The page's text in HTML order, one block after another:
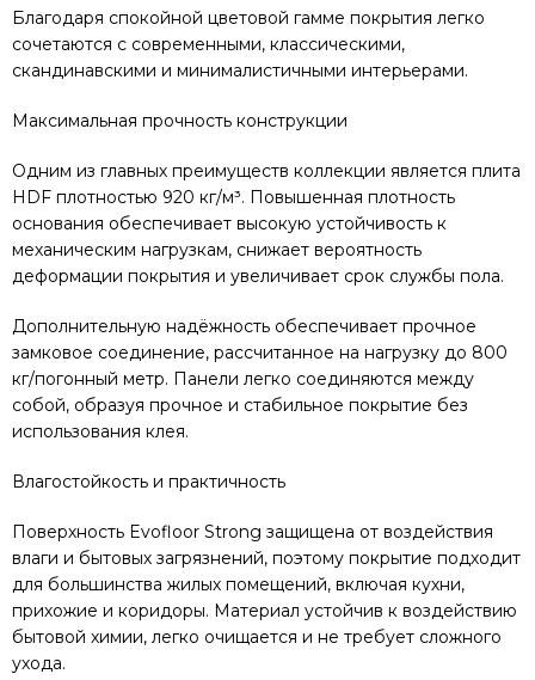
Благодаря спокойной цветовой гамме покрытия легко
сочетаются с современными, классическими,
скандинавскими и минималистичными интерьерами.
Максимальная прочность конструкции
Одним из главных преимуществ коллекции является плита
HDF плотностью 920 кг/м³. Повышенная плотность
основания обеспечивает высокую устойчивость к
механическим нагрузкам, снижает вероятность
деформации покрытия и увеличивает срок службы пола.
Дополнительную надёжность обеспечивает прочное
замковое соединение, рассчитанное на нагрузку до 800
кг/погонный метр. Панели легко соединяются между
собой, образуя прочное и стабильное покрытие без
использования клея.
Влагостойкость и практичность
Поверхность Evofloor Strong защищена от воздействия
влаги и бытовых загрязнений, поэтому покрытие подходит
для большинства жилых помещений, включая кухни,
прихожие и коридоры. Материал устойчив к воздействию
бытовой химии, легко очищается и не требует сложного
ухода.